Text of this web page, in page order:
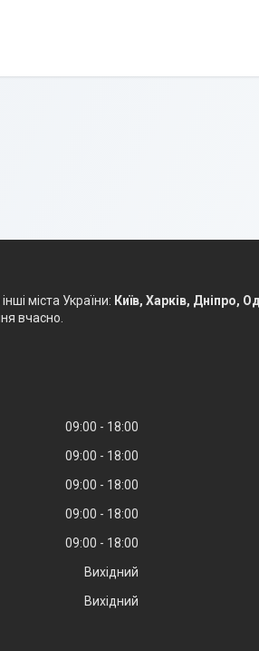
міста України: Київ, Харків, Дніпро,
вчасно.
09:00
18:00
09:00
18:00
09:00
18:00
09:00
18:00
09:00
18:00
Вихідний
Вихідний